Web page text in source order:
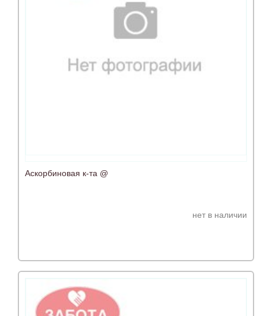
Аскорбиновая к-та @
нет в наличии